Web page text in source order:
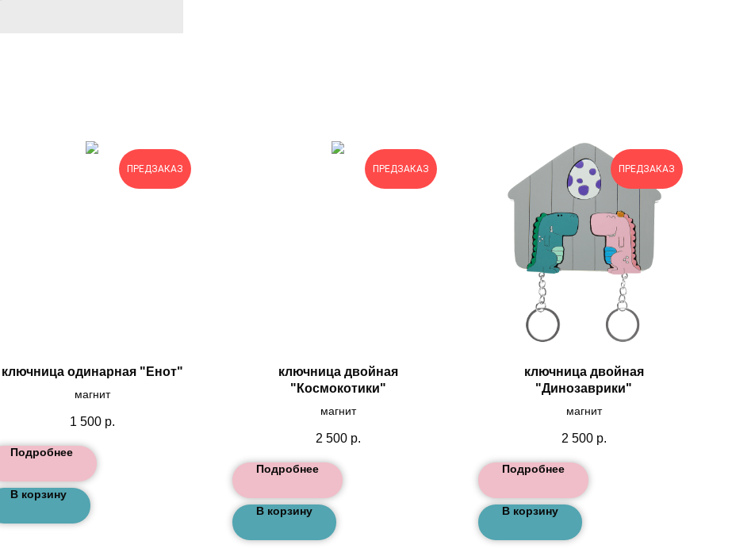
ПРЕДЗАКАЗ
ключница одинарная "Енот"
магнит
1 500 р.
Подробнее
В корзину
ПРЕДЗАКАЗ
ключница двойная
"Космокотики"
магнит
2 500 р.
Подробнее
В корзину
ПРЕДЗАКАЗ
ключница двойная
"Динозаврики"
магнит
2 500 р.
Подробнее
В корзину